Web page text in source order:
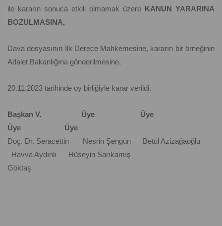
ile kararın sonuca etkili olmamak üzere KANUN YARARINA
BOZULMASINA,
Dava dosyasının İlk Derece Mahkemesine, kararın bir örneğinin
Adalet Bakanlığına gönderilmesine,
20.11.2023 tarihinde oy birliğiyle karar verildi.
Başkan V. Üye Üye
Üye Üye
Doç. Dr. Seracettin Nesrin Şengün Betül Azizağaoğlu
Havva Aydınlı Hüseyin Sarıkamış
Göktaş